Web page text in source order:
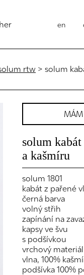
en
rtw > solum
MÁM
solum
a kašmíru
solum 1801
kabát z pařené
černá barva
volný střih
zapínání na
kapsy ve švu
s podšívkou
vrchový
vlna, 100%
podšívka 100%